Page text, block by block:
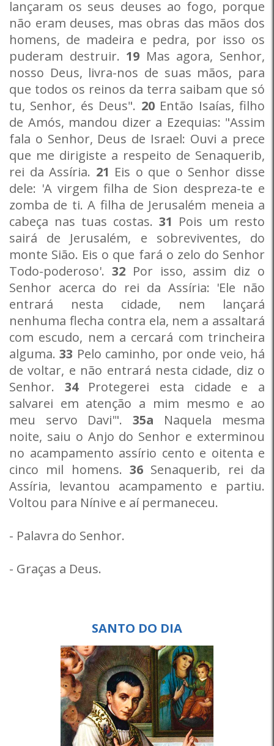
lançaram os seus deuses ao fogo, porque
não eram deuses, mas obras das mãos dos
homens, de madeira e pedra, por isso os
puderam destruir. 19 Mas agora, Senhor,
nosso Deus, livra-nos de suas mãos, para
que todos os reinos da terra saibam que só
tu, Senhor, és Deus". 20Então Isaías, filho
de Amós, mandou dizer a Ezequias: "Assim
fala o Senhor, Deus de Israel: Ouvi a prece
que me dirigiste a respeito de Senaquerib,
rei da Assíria. 21 Eis o que o Senhor disse
dele: 'A virgem filha de Sion despreza-te e
zomba de ti. A filha de Jerusalém meneia a
cabeça nas tuas costas. 31 Pois um resto
sairá de Jerusalém, e sobreviventes, do
monte Sião. Eis o que fará o zelo do Senhor
Todo-poderoso'. 32Por isso, assim diz o
Senhor acerca do rei da Assíria: 'Ele não
entrará nesta cidade, nem lançará
nenhuma flecha contra ela, nem a assaltará
com escudo, nem a cercará com trincheira
alguma.33 Pelo caminho, por onde veio, há
de voltar, e não entrará nesta cidade, diz o
Senhor. 34Protegerei esta cidade e a
salvarei em atenção a mim mesmo e ao
meu servo Davi'". 35a Naquela mesma
noite, saiu o Anjo do Senhor e exterminou
no acampamento assírio cento e oitenta e
cinco mil homens. 36 Senaquerib, rei da
Assíria, levantou acampamento e partiu.
Voltou para Nínive e aí permaneceu.
- Palavra do Senhor.
- Graças a Deus.
SANTO DO DIA